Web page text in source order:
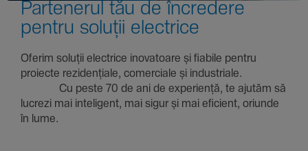
Parte­nerul tău de încre­dere
pentru soluții electrice
Oferim soluții electrice inova­toare și fiabile pentru
proiecte rezi­den­țiale, comer­ciale și indus­triale.
Cu peste 70 de ani de expe­riență, te ajutăm să
lucrezi mai inte­li­gent, mai sigur și mai eficient, oriunde
în lume.